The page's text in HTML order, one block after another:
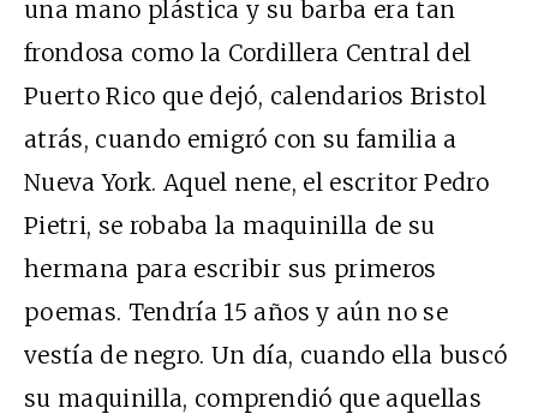
una mano plástica y su barba era tan
frondosa como la Cordillera Central del
Puerto Rico que dejó, calendarios Bristol
atrás, cuando emigró con su familia a
Nueva York. Aquel nene, el escritor Pedro
Pietri, se robaba la maquinilla de su
hermana para escribir sus primeros
poemas. Tendría 15 años y aún no se
vestía de negro. Un día, cuando ella buscó
su maquinilla, comprendió que aquellas